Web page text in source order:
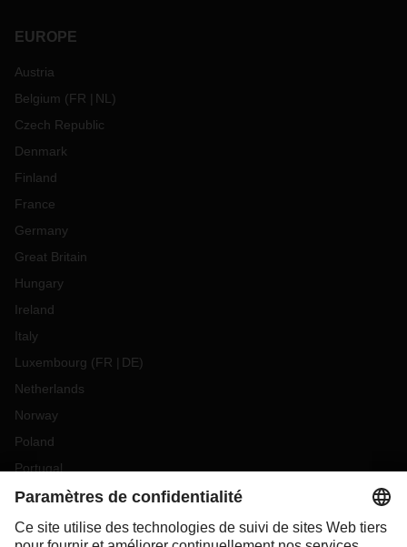
EUROPE
Austria
Belgium (FR NL )
Czech Republic
Denmark
Finland
France
Germany
Great Britain
Hungary
Ireland
Italy
Luxembourg (FR DE)
Netherlands
Norway
Poland
Portugal
Romania
Slovakia